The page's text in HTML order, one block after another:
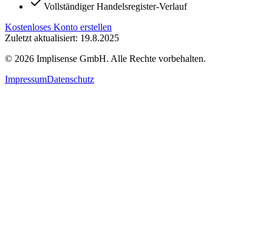
Vollständiger Handelsregister-Verlauf
Kostenloses Konto erstellen
Zuletzt aktualisiert: 19.8.2025
© 2026 Implisense GmbH. Alle Rechte vorbehalten.
ImpressumDatenschutz